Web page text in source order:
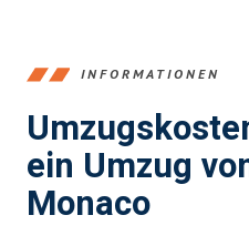
INFORMATIONEN
ein Umzug
Monaco